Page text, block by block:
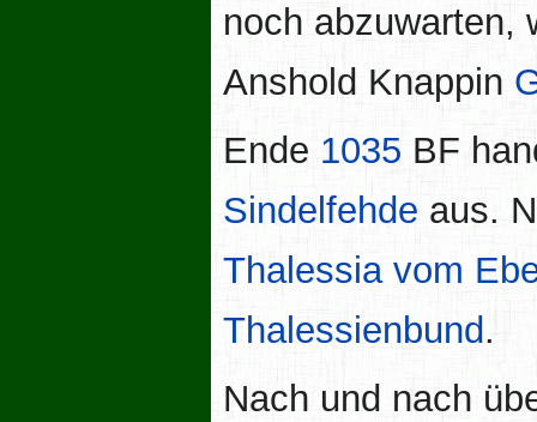
noch abzuwarten,
Anshold Knappin
Ende 1035 BF
Sindelfehde aus.
Thalessia vom
Thalessienbund.
Nach und nach